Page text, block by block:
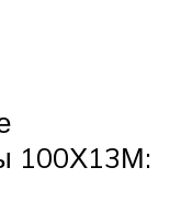
100Х13М: